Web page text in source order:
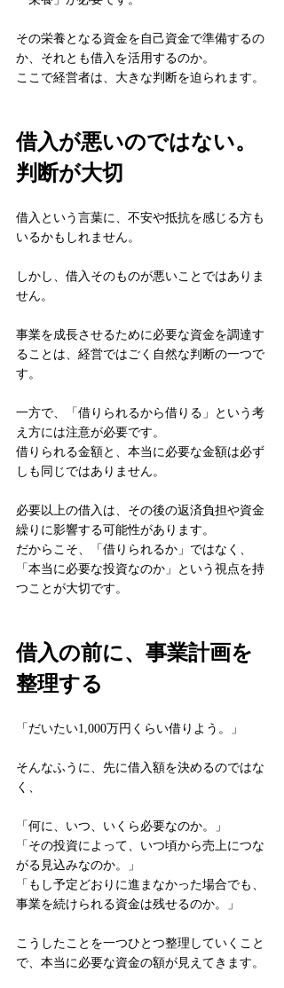
その栄養となる資金を自己資金で準備するの
か、それとも借入を活用するのか。
ここで経営者は、大きな判断を迫られます。
借入が悪いのではない。
判断が大切
借入という言葉に、不安や抵抗を感じる方も
いるかもしれません。
しかし、借入そのものが悪いことではありま
せん。
事業を成長させるために必要な資金を調達す
ることは、経営ではごく自然な判断の一つで
す。
一方で、「借りられるから借りる」という考
え方には注意が必要です。
借りられる金額と、本当に必要な金額は必ず
しも同じではありません。
必要以上の借入は、その後の返済負担や資金
繰りに影響する可能性があります。
だからこそ、「借りられるか」ではなく、
「本当に必要な投資なのか」という視点を持
つことが大切です。
借入の前に、事業計画を
整理する
「だいたい1,000万円くらい借りよう。」
そんなふうに、先に借入額を決めるのではな
く、
「何に、いつ、いくら必要なのか。」
「その投資によって、いつ頃から売上につな
がる見込みなのか。」
「もし予定どおりに進まなかった場合でも、
事業を続けられる資金は残せるのか。」
こうしたことを一つひとつ整理していくこと
で、本当に必要な資金の額が見えてきます。